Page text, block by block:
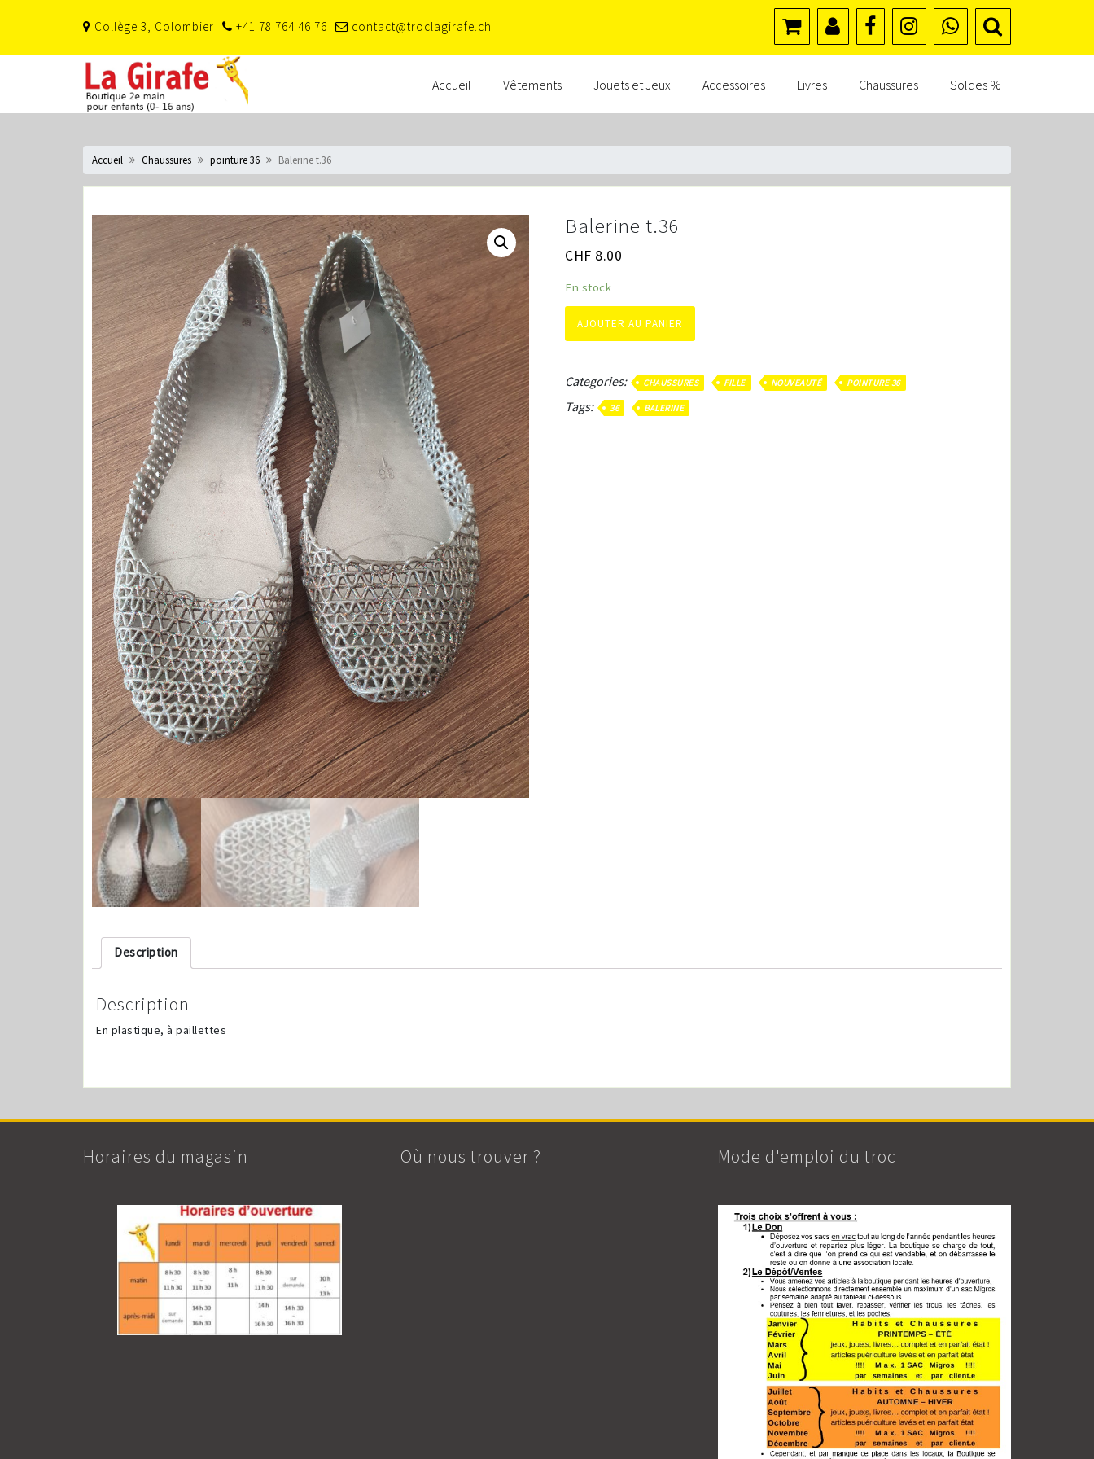
Collège 3, Colombier +41 78 764 46 76 contact@troclagirafe.ch
Accueil Vêtements Jouets et Jeux Accessoires Livres Chaussures Soldes %
Accueil Chaussures pointure 36 Balerine t.36
Balerine t.36
CHF 8.00
En stock
AJOUTER AU PANIER
Categories: CHAUSSURES FILLE NOUVEAUTÉ POINTURE 36
Tags: 36 BALERINE
Description
Description
En plastique, à paillettes
Horaires du magasin Où nous trouver ? Mode d'emploi du troc